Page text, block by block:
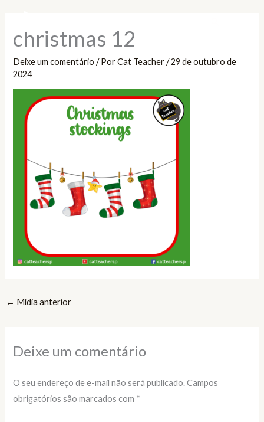
christmas 12
Deixe um comentário / PorCat Teacher/29 de outubro de
2024
← Mídia anterior
Deixe um comentário
O seu endereço de e-mail não será publicado. Campos
obrigatórios são marcados com *